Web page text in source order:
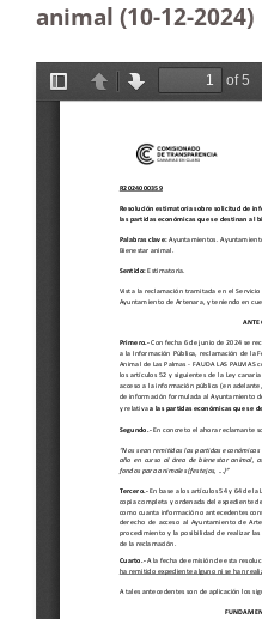
animal (10-12-2024)